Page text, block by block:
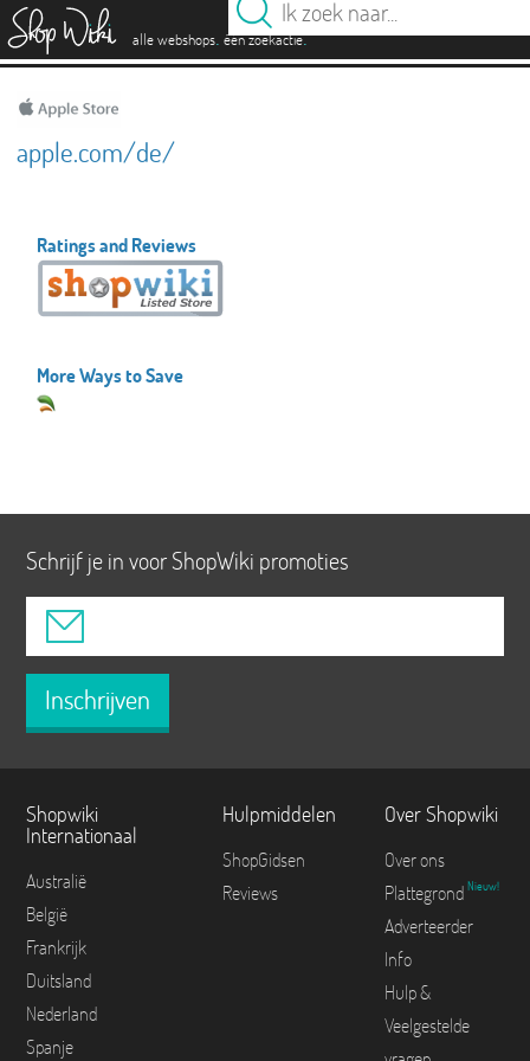
alle webshops. één zoekactie.
apple.com/de/
Ratings and Reviews
More Ways to Save
Schrijf je in voor ShopWiki promoties
Inschrijven
Shopwiki
Internationaal
Australië
België
Frankrijk
Duitsland
Nederland
Spanje
Hulpmiddelen
ShopGidsen
Reviews
Over Shopwiki
Over ons
Plattegrond Nieuw!
Adverteerder
Info
Hulp &
Veelgestelde